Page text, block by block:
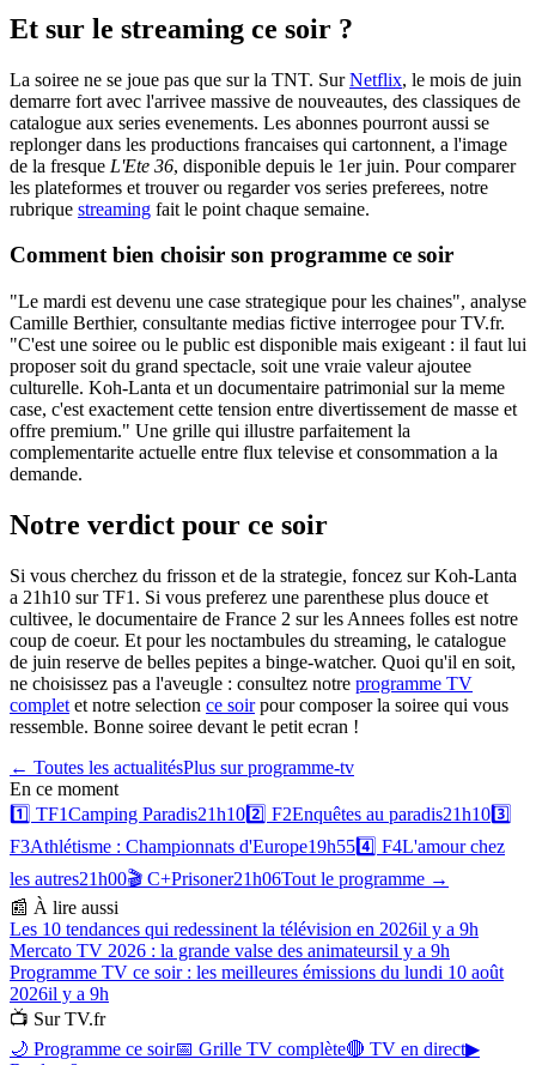
Et sur le streaming ce soir ?
La soiree ne se joue pas que sur la TNT. SurNetflix, le mois de juin
demarre fort avec l'arrivee massive de nouveautes, des classiques de
catalogue aux series evenements. Les abonnes pourront aussi se
replonger dans les productions francaises qui cartonnent, a l'image
de la fresque L'Ete 36, disponible depuis le 1er juin. Pour comparer
les plateformes et trouver ou regarder vos series preferees, notre
rubrique streaming fait le point chaque semaine.
Comment bien choisir son programme ce soir
"Le mardi est devenu une case strategique pour les chaines", analyse
Camille Berthier, consultante medias fictive interrogee pour TV.fr.
"C'est une soiree ou le public est disponible mais exigeant : il faut lui
proposer soit du grand spectacle, soit une vraie valeur ajoutee
culturelle. Koh-Lanta et un documentaire patrimonial sur la meme
case, c'est exactement cette tension entre divertissement de masse et
offre premium." Une grille qui illustre parfaitement la
complementarite actuelle entre flux televise et consommation a la
demande.
Notre verdict pour ce soir
Si vous cherchez du frisson et de la strategie, foncez sur Koh-Lanta
a 21h10 sur TF1. Si vous preferez une parenthese plus douce et
cultivee, le documentaire de France 2 sur les Annees folles est notre
coup de coeur. Et pour les noctambules du streaming, le catalogue
de juin reserve de belles pepites a binge-watcher. Quoi qu'il en soit,
ne choisissez pas a l'aveugle : consultez notre programme TV
complet et notre selection ce soirpour composer la soiree qui vous
ressemble. Bonne soiree devant le petit ecran !
← Toutes les actualitésPlus surprogramme-tv
En ce moment
1️⃣ TF1Camping Paradis21h102️⃣ F2Enquêtes au paradis21h103️⃣
F3Athlétisme : Championnats d'Europe19h554️⃣ F4L'amour chez
les autres21h00🎬 C+Prisoner21h06Tout le programme →
📰 À lire aussi
Les 10 tendances qui redessinent la télévision en 2026il y a 9h
Mercato TV 2026 : la grande valse des animateursil y a 9h
Programme TV ce soir : les meilleures émissions du lundi 10 août
2026il y a 9h
📺 Sur TV.fr
🌙 Programme ce soir📅 Grille TV complète🔴 TV en direct▶